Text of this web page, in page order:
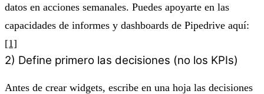
datos en acciones semanales. Puedes apoyarte en las
capacidades de informes y dashboards de Pipedrive aquí:
[1]
2) Define primero las decisiones (no los KPIs)
Antes de crear widgets, escribe en una hoja las decisiones